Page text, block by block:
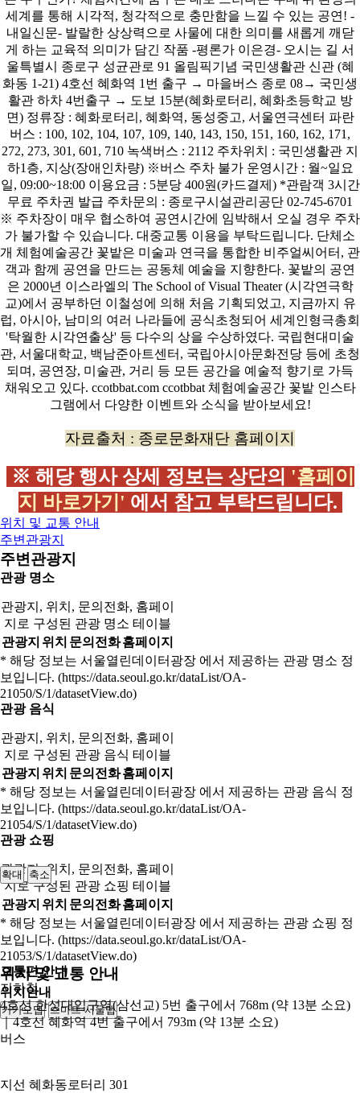
자료출처 : 종로문화재단 홈페이지
※ 해당 행사 상세 정보는 상단의 '홈페이
지 바로가기' 에서 참고 부탁드립니다.
위치 및 교통 안내
주변관광지
주변관광지
관광 명소
관광지, 위치, 문의전화, 홈페이
지로 구성된 관광 명소 테이블
관광지 위치 문의전화홈페이지
* 해당 정보는 서울열린데이터광장 에서 제공하는 관광 명소 정
보입니다. (https://data.seoul.go.kr/dataList/OA-
21050/S/1/datasetView.do)
관광 음식
관광지, 위치, 문의전화, 홈페이
지로 구성된 관광 음식 테이블
관광지 위치 문의전화홈페이지
* 해당 정보는 서울열린데이터광장 에서 제공하는 관광 음식 정
보입니다. (https://data.seoul.go.kr/dataList/OA-
21054/S/1/datasetView.do)
관광 쇼핑
관광지, 위치, 문의전화, 홈페이
지로 구성된 관광 쇼핑 테이블
관광지 위치 문의전화홈페이지
* 해당 정보는 서울열린데이터광장 에서 제공하는 관광 쇼핑 정
보입니다. (https://data.seoul.go.kr/dataList/OA-
21053/S/1/datasetView.do)
위치 및 교통 안내
위치안내
카카오맵 스마트 서울맵
250m
확대 축소
교통편 안내
지하철
4호선 한성대입구역(삼선교) 5번 출구에서 768m (약 13분 소요)
｜4호선 혜화역 4번 출구에서 793m (약 13분 소요)
버스
지선 혜화동로터리 301